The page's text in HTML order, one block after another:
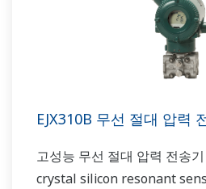
EJX310B 무선 절대 압력
고성능 무선 절대 압력 전송
crystal silicon resonant